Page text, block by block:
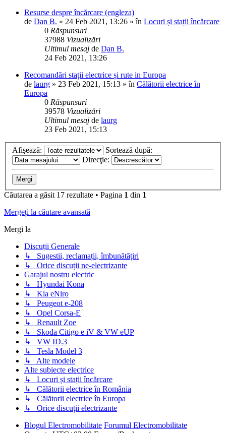
Resurse despre încărcare (engleza)
de Dan B. » 24 Feb 2021, 13:26 » în Locuri și stații încărcare
0 Răspunsuri
37988 Vizualizări
Ultimul mesaj de Dan B.
24 Feb 2021, 13:26
Recomandări stații electrice și rute in Europa
de laurg » 23 Feb 2021, 15:13 » în Călătorii electrice în
Europa
0 Răspunsuri
39578 Vizualizări
Ultimul mesaj de laurg
23 Feb 2021, 15:13
Afişează:
Sortează după:
Direcţie:
Căutarea a găsit 17 rezultate • Pagina 1 din 1
Mergeți la căutare avansată
Mergi la
Discuții Generale
↳ Sugestii, reclamații, îmbunătățiri
↳ Orice discuții ne-electrizante
Garajul nostru electric
↳ Hyundai Kona
↳ Kia eNiro
↳ Peugeot e-208
↳ Opel Corsa-E
↳ Renault Zoe
↳ Skoda Citigo e iV & VW eUP
↳ VW ID.3
↳ Tesla Model 3
↳ Alte modele
Alte subiecte electrice
↳ Locuri și stații încărcare
↳ Călătorii electrice în România
↳ Călătorii electrice în Europa
↳ Orice discuții electrizante
Blogul Electromobilitate Forumul Electromobilitate